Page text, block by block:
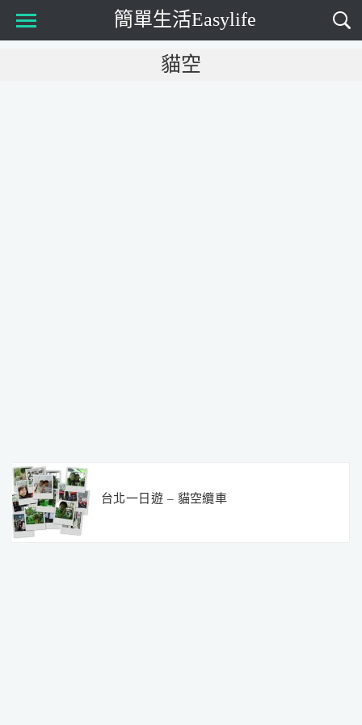
簡單生活Easylife
貓空
台北一日遊 – 貓空纜車